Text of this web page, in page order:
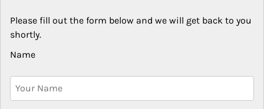
Please fill out the form below and we will get back to you
shortly.
Name